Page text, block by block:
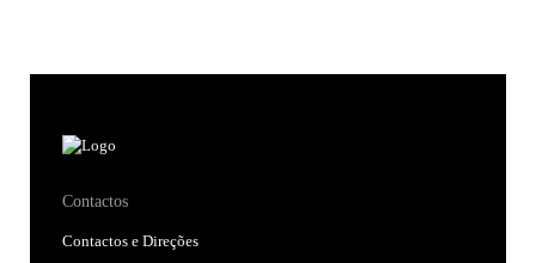
Contactos
Contactos e Direções